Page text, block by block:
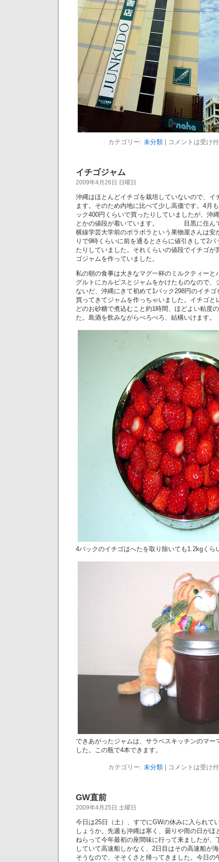
カテゴリー: 未分類 コメントは受け
イチゴジャム
2009年4月26日 日曜日
沖縄はほとんどイチゴを栽培していないので、イ
ます。そのため内地に比べて少し高価です。4月
ック400円くらいで買ったりしていましたが、沖
とかの値段が着いています。 目黒に住んで
横線学芸大学前のボラボラという果物屋さんは安
りで9時くらいに前を通るとさらに値引きして2
たりしていました。それくらいの値段でイチゴが
ゴジャムを作っていました。
私の朝の食事は大きなマグ一杯のミルクティーと
グルトにカルピスとジャムをかけたものなので、
ないだ、沖縄にきて初めて1パック298円のイチ
買ってきてジャムを作っちゃいました。イチゴと
どのお砂糖で煮込むこと約1時間、ほどよい粘度
た。島酒を飲みながらぺろぺろ、結構いけます。
4パックのイチゴはへたを取り除いても1.2kgくら
できあがったジャムは、サラベスキッチンのマー
した。この瓶で4本できます。
カテゴリー: 未分類 コメントは受け
GW直前
2009年4月25日 土曜日
今日は25日（土）、すでにGWの休みに入られて
しょうか。先週も沖縄は寒く、曇りや雨の日がほ
ねらって今年最初の座間味に行って来ましたが、
していて高速船しかなく、2日目はその高速船が
そうなので、そそくさと帰ってきました。今日の